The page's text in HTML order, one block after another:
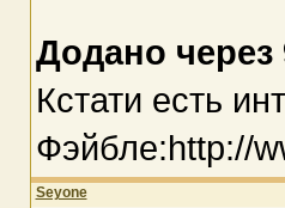
Додано через
Кстати есть
Фэйбле:http://
Seyone